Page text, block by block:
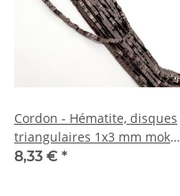
Cordon - Hématite, disques
triangulaires 1x3 mm moka,
longueur 39,5 cm /6959
8,33 € *